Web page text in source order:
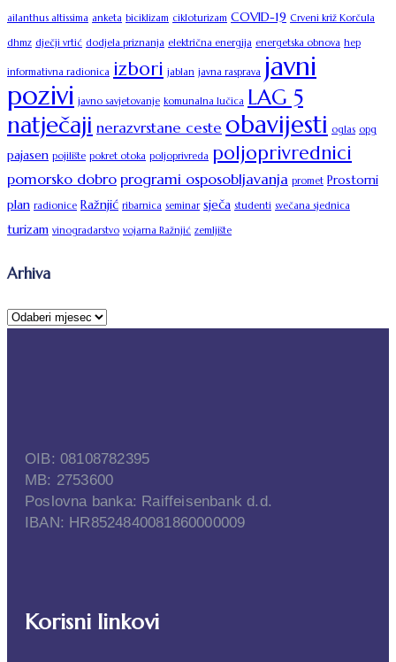
ailanthus altissima anketa biciklizam cikloturizam COVID-19 Crveni križ Korčula
dhmz dječji vrtić dodjela priznanja električna energija energetska obnova hep
informativna radionica izbori jablan javna rasprava javni
pozivi javno savjetovanje komunalna lučica LAG 5
natječaji nerazvrstane ceste obavijesti oglas opg
pajasen pojilište pokret otoka poljoprivreda poljoprivrednici
pomorsko dobroprogrami osposobljavanja promet Prostorni
plan radionice Ražnjić ribarnica seminar sječa studenti svečana sjednica
turizam vinogradarstvo vojarna Ražnjić zemljište
Arhiva
OIB: 08108782395
MB: 2753600
Poslovna banka: Raiffeisenbank d.d.
IBAN: HR8524840081860000009
Korisni linkovi